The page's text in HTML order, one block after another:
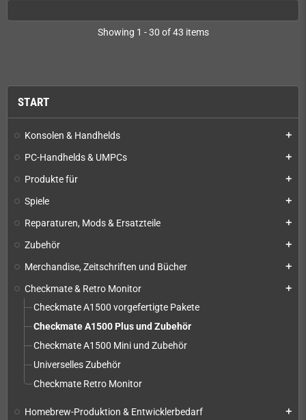
START
Konsolen & Handhelds add
PC-Handhelds & UMPCs add
Produkte für add
Spiele add
Reparaturen, Mods & Ersatzteile add
Zubehör add
Merchandise, Zeitschriften und Bücher add
Checkmate & Retro Monitor add
Checkmate A1500 vorgefertigte Pakete
Checkmate A1500 Plus und Zubehör
Checkmate A1500 Mini und Zubehör
Universelles Zubehör
Checkmate Retro Monitor
Homebrew-Produktion & Entwicklerbedarf add
Showing 1 - 30 of 43 items